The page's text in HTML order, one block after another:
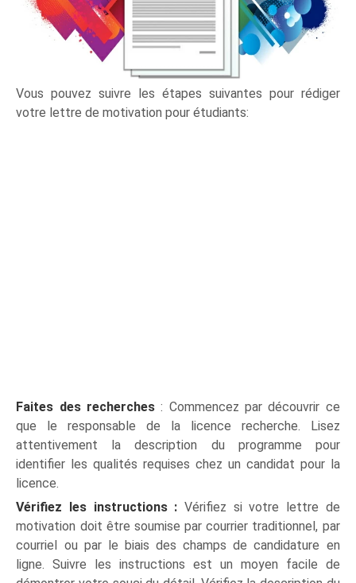
Vous pouvez suivre les étapes suivantes pour rédiger
votre lettre de motivation pour étudiants:
Faites des recherches : Commencez par découvrir ce
que le responsable de la licence recherche. Lisez
attentivement la description du programme pour
identifier les qualités requises chez un candidat pour la
licence.
Vérifiez les instructions : Vérifiez si votre lettre de
motivation doit être soumise par courrier traditionnel, par
courriel ou par le biais des champs de candidature en
ligne. Suivre les instructions est un moyen facile de